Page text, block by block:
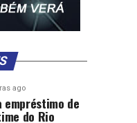
ago
de
do Rio